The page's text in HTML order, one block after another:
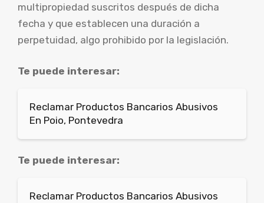
multipropiedad suscritos después de dicha
fecha y que establecen una duración a
perpetuidad, algo prohibido por la legislación.
Te puede interesar:
Reclamar Productos Bancarios Abusivos
En Poio, Pontevedra
Te puede interesar:
Reclamar Productos Bancarios Abusivos